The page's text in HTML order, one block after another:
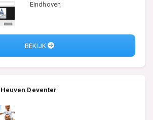
Eindhoven
BEKIJK
Deventer